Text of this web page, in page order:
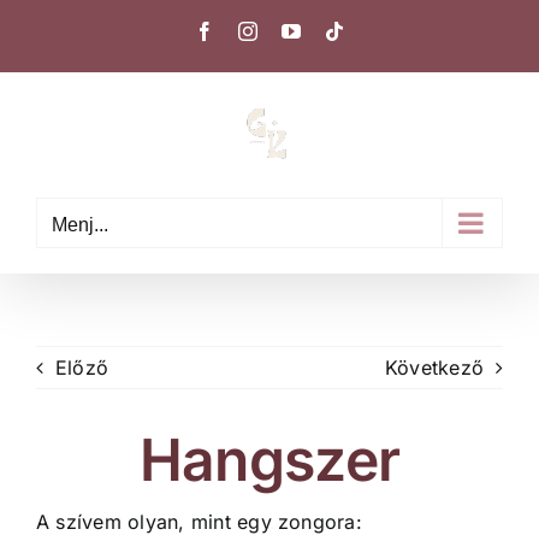
FacebookInstagramYouTube
Menj...
Előző Következő
Hangszer
A szívem olyan, mint egy zongora: